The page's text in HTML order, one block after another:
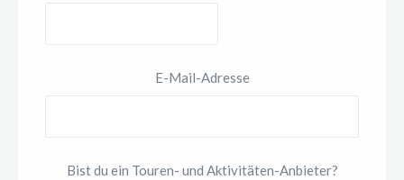
E-Mail-Adresse
Bist du ein Touren- und Aktivitäten-Anbieter?